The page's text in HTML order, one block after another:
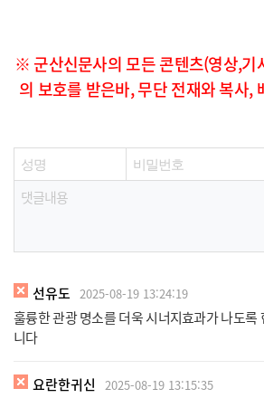
※ 군산신문사의 모든 콘텐츠(영상,기
의 보호를 받은바, 무단 전재와 복사,
선유도 2025-08-19 13:24:19
훌륭한 관광 명소를 더욱 시너지효과가 나도록
니다
요란한귀신 2025-08-19 13:15:35